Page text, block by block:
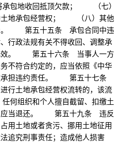
包地收回抵顶欠款； （七）
土地承包经营权； （八）其他
。 第五十五条 承包合同中违
行政法规有关不得收回、调整承
效。 第五十六条 当事人一方
不符合约定的，应当依照《中华
承担违约责任。 第五十七条
行土地承包经营权流转的，该流
组织和个人擅自截留、扣缴土
应当退还。 第五十九条 违反
用土地或者贪污、挪用土地征用
追究刑事责任；造成他人损害